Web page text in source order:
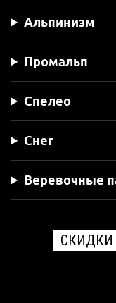
Альпинизм
Промальп
Спелео
Снег
Веревочные
СКИДКИ